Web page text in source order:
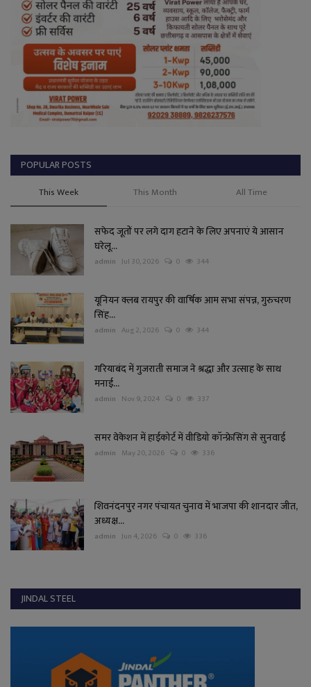
POPULAR POSTS
This Week This Month All Time
सफेद जूतों पर लगे दाग हटाने के लिए अपनाएं ये आसान
घरेलू...
admin Jul 30, 2026 0 344
यूनियन क्लब रायपुर की वार्षिक आम सभा संपन्न, गुरुचरण
सिंह...
admin Aug 2, 2026 0 344
गरियाबंद में गुजराती समाज ने श्रद्धा और उत्साह के साथ
मनाई...
admin Nov 9, 2024 0 337
समर वेकेशन में हाईकोर्ट में वीडियो कॉन्फ्रेसिंग से सुनवाई
admin May 20, 2026 0 336
शिवनंदनपुर नगर पंचायत चुनाव में भाजपा की शानदार जीत,
अध्यक्ष...
admin Jun 4, 2026 0 336
JINDAL STEEL